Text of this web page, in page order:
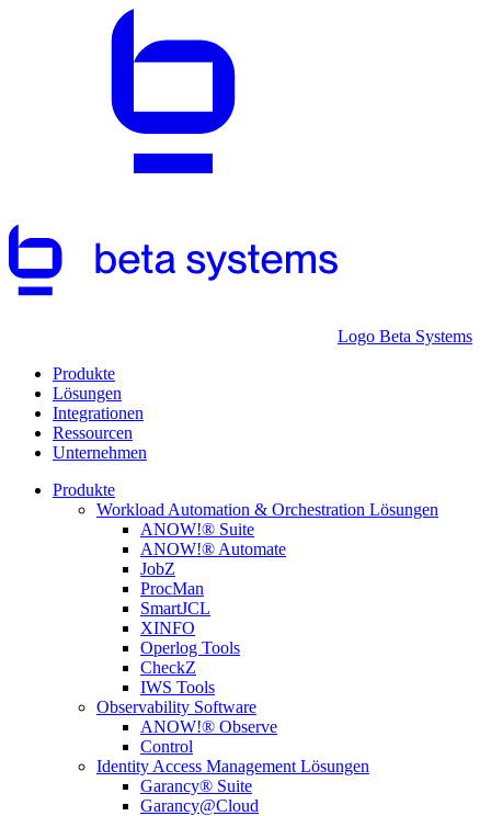
Logo Beta Systems
Produkte
Lösungen
Integrationen
Ressourcen
Unternehmen
Produkte
Workload Automation & Orchestration Lösungen
ANOW!® Suite
ANOW!® Automate
JobZ
ProcMan
SmartJCL
XINFO
Operlog Tools
CheckZ
IWS Tools
Observability Software
ANOW!® Observe
Control
Identity Access Management Lösungen
Garancy® Suite
Garancy@Cloud